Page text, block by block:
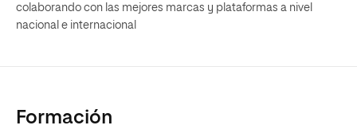
colaborando con las mejores marcas y plataformas a nivel
nacional e internacional
Formación